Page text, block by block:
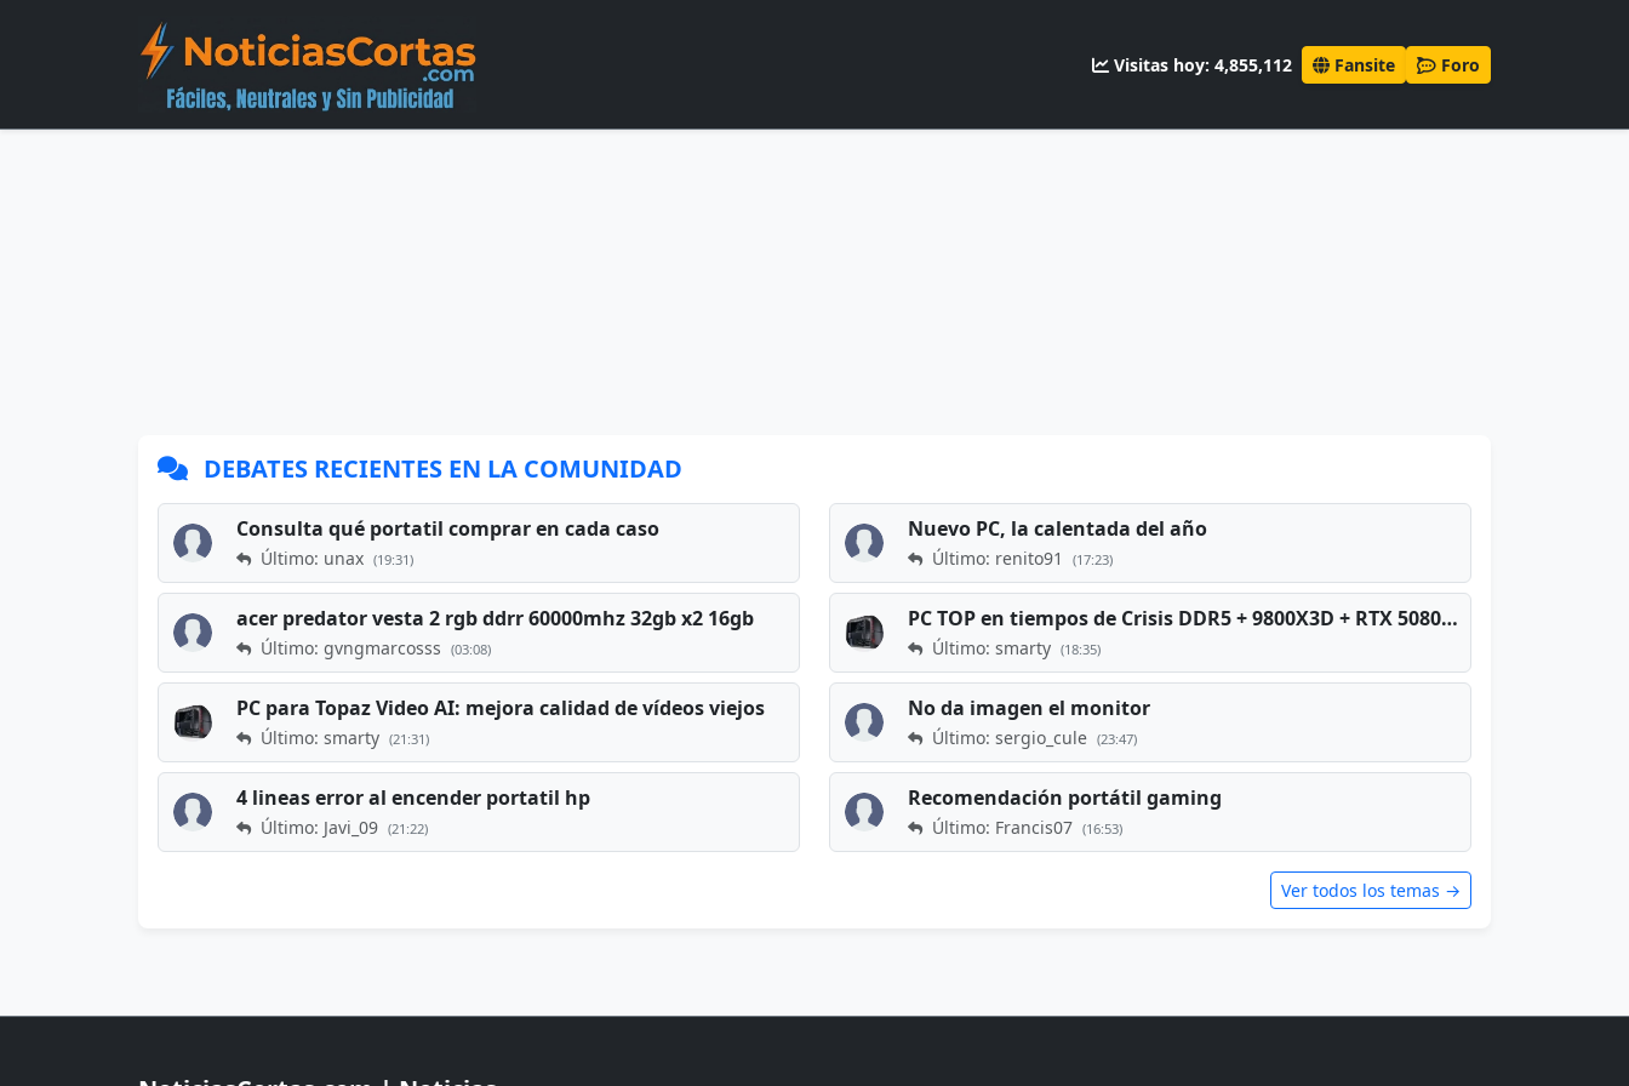
Visitas hoy: 4,855,112 Fansite Foro
DEBATES RECIENTES EN LA COMUNIDAD
Consulta qué portatil comprar en cada caso
Último: unax (19:31)
Nuevo PC, la calentada del año
Último: renito91 (17:23)
acer predator vesta 2 rgb ddrr 60000mhz 32gb x2 16gb
Último: gvngmarcosss (03:08)
PC TOP en tiempos de Crisis DDR5 + 9800X3D + RTX 5080 [2026][2400€]
Último: smarty (18:35)
PC para Topaz Video AI: mejora calidad de vídeos viejos
Último: smarty (21:31)
No da imagen el monitor
Último: sergio_cule (23:47)
4 lineas error al encender portatil hp
Último: Javi_09 (21:22)
Recomendación portátil gaming
Último: Francis07 (16:53)
Ver todos los temas →